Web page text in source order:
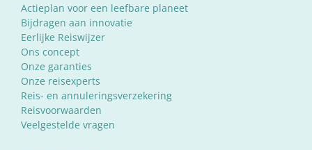
Actieplan voor een leefbare planeet
Bijdragen aan innovatie
Eerlijke Reiswijzer
Ons concept
Onze garanties
Onze reisexperts
Reis- en annuleringsverzekering
Reisvoorwaarden
Veelgestelde vragen